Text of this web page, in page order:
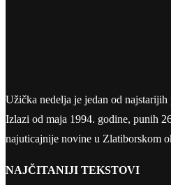
Užička nedelja je jedan od
Izlazi od maja 1994. godine, punih
najuticajnije novine u Zlatiborskom
NAJČITANIJI TEKSTOVI